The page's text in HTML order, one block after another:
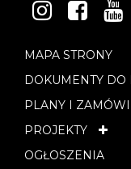
MAPA STRONY
DOKUMENTY
PLANY I
PROJEKTY
OGŁOSZENIA